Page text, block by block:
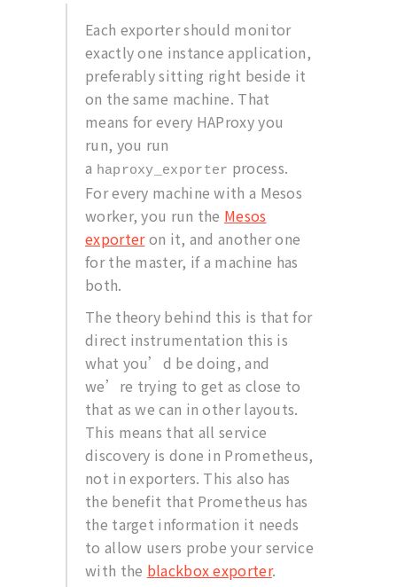
Each exporter should monitor
exactly one instance application,
preferably sitting right beside it
on the same machine. That
means for every HAProxy you
run, you run
a haproxy_exporter process.
For every machine with a Mesos
worker, you run the Mesos
exporteron it, and another one
for the master, if a machine has
both.
The theory behind this is that for
direct instrumentation this is
what you’d be doing, and
we’re trying to get as close to
that as we can in other layouts.
This means that all service
discovery is done in Prometheus,
not in exporters. This also has
the benefit that Prometheus has
the target information it needs
to allow users probe your service
with the blackbox exporter.